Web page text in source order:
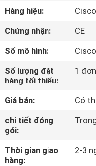
CHÚNG
TÔI
CHUYẾN
THAM
QUAN
NHÀ
MÁY
Hàng hiệu:
Cisco
Chứng nhận:
CE
Số mô hình:
Số lượng đặt
hàng tối thiểu:
1
Giá bán:
Có
chi tiết đóng
gói:
Thời gian giao
hàng:
2-3